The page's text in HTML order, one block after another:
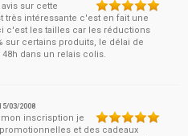
sur cette
intéressante c'est en fait une
c'est les tailles car les réductions
sur certains produits, le délai de
dans un relais colis.
03/2008
inscrisption je
et des cadeaux